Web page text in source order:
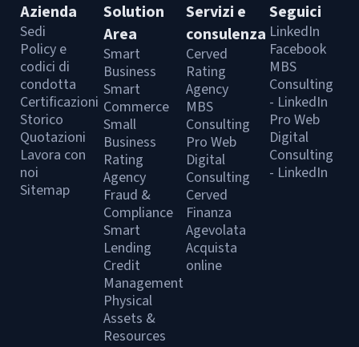
Azienda
Sedi
Policy e
codici di
condotta
Certificazioni
Storico
Quotazioni
Lavora con
noi
Sitemap
Solution
Area
Smart
Business
Smart
Commerce
Small
Business
Rating
Agency
Fraud &
Compliance
Smart
Lending
Credit
Management
Physical
Assets &
Resources
Servizi e
consulenza
Cerved
Rating
Agency
MBS
Consulting
Pro Web
Digital
Consulting
Cerved
Finanza
Agevolata
Acquista
online
Seguici
LinkedIn
Facebook
MBS
Consulting
- LinkedIn
Pro Web
Digital
Consulting
- LinkedIn